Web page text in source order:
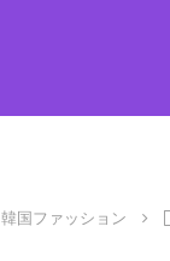
韓国ファッション